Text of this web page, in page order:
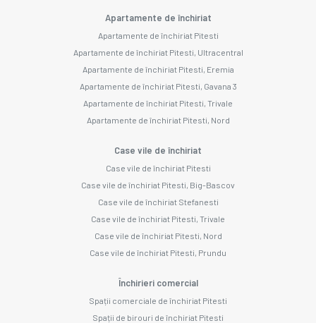
Apartamente de închiriat
Apartamente de închiriat Pitesti
Apartamente de închiriat Pitesti, Ultracentral
Apartamente de închiriat Pitesti, Eremia
Apartamente de închiriat Pitesti, Gavana 3
Apartamente de închiriat Pitesti, Trivale
Apartamente de închiriat Pitesti, Nord
Case vile de închiriat
Case vile de închiriat Pitesti
Case vile de închiriat Pitesti, Big-Bascov
Case vile de închiriat Stefanesti
Case vile de închiriat Pitesti, Trivale
Case vile de închiriat Pitesti, Nord
Case vile de închiriat Pitesti, Prundu
Închirieri comercial
Spații comerciale de închiriat Pitesti
Spații de birouri de închiriat Pitesti